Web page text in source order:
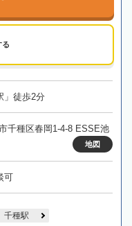
る
」徒歩2分
千種区春岡1-4-8 ESSE池
地図
可
千種駅